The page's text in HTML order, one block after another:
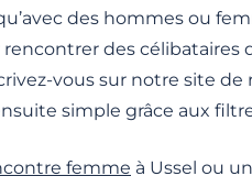
des hommes ou
rencontrer des
vous sur notre site de
simple grâce aux
femme à Ussel ou